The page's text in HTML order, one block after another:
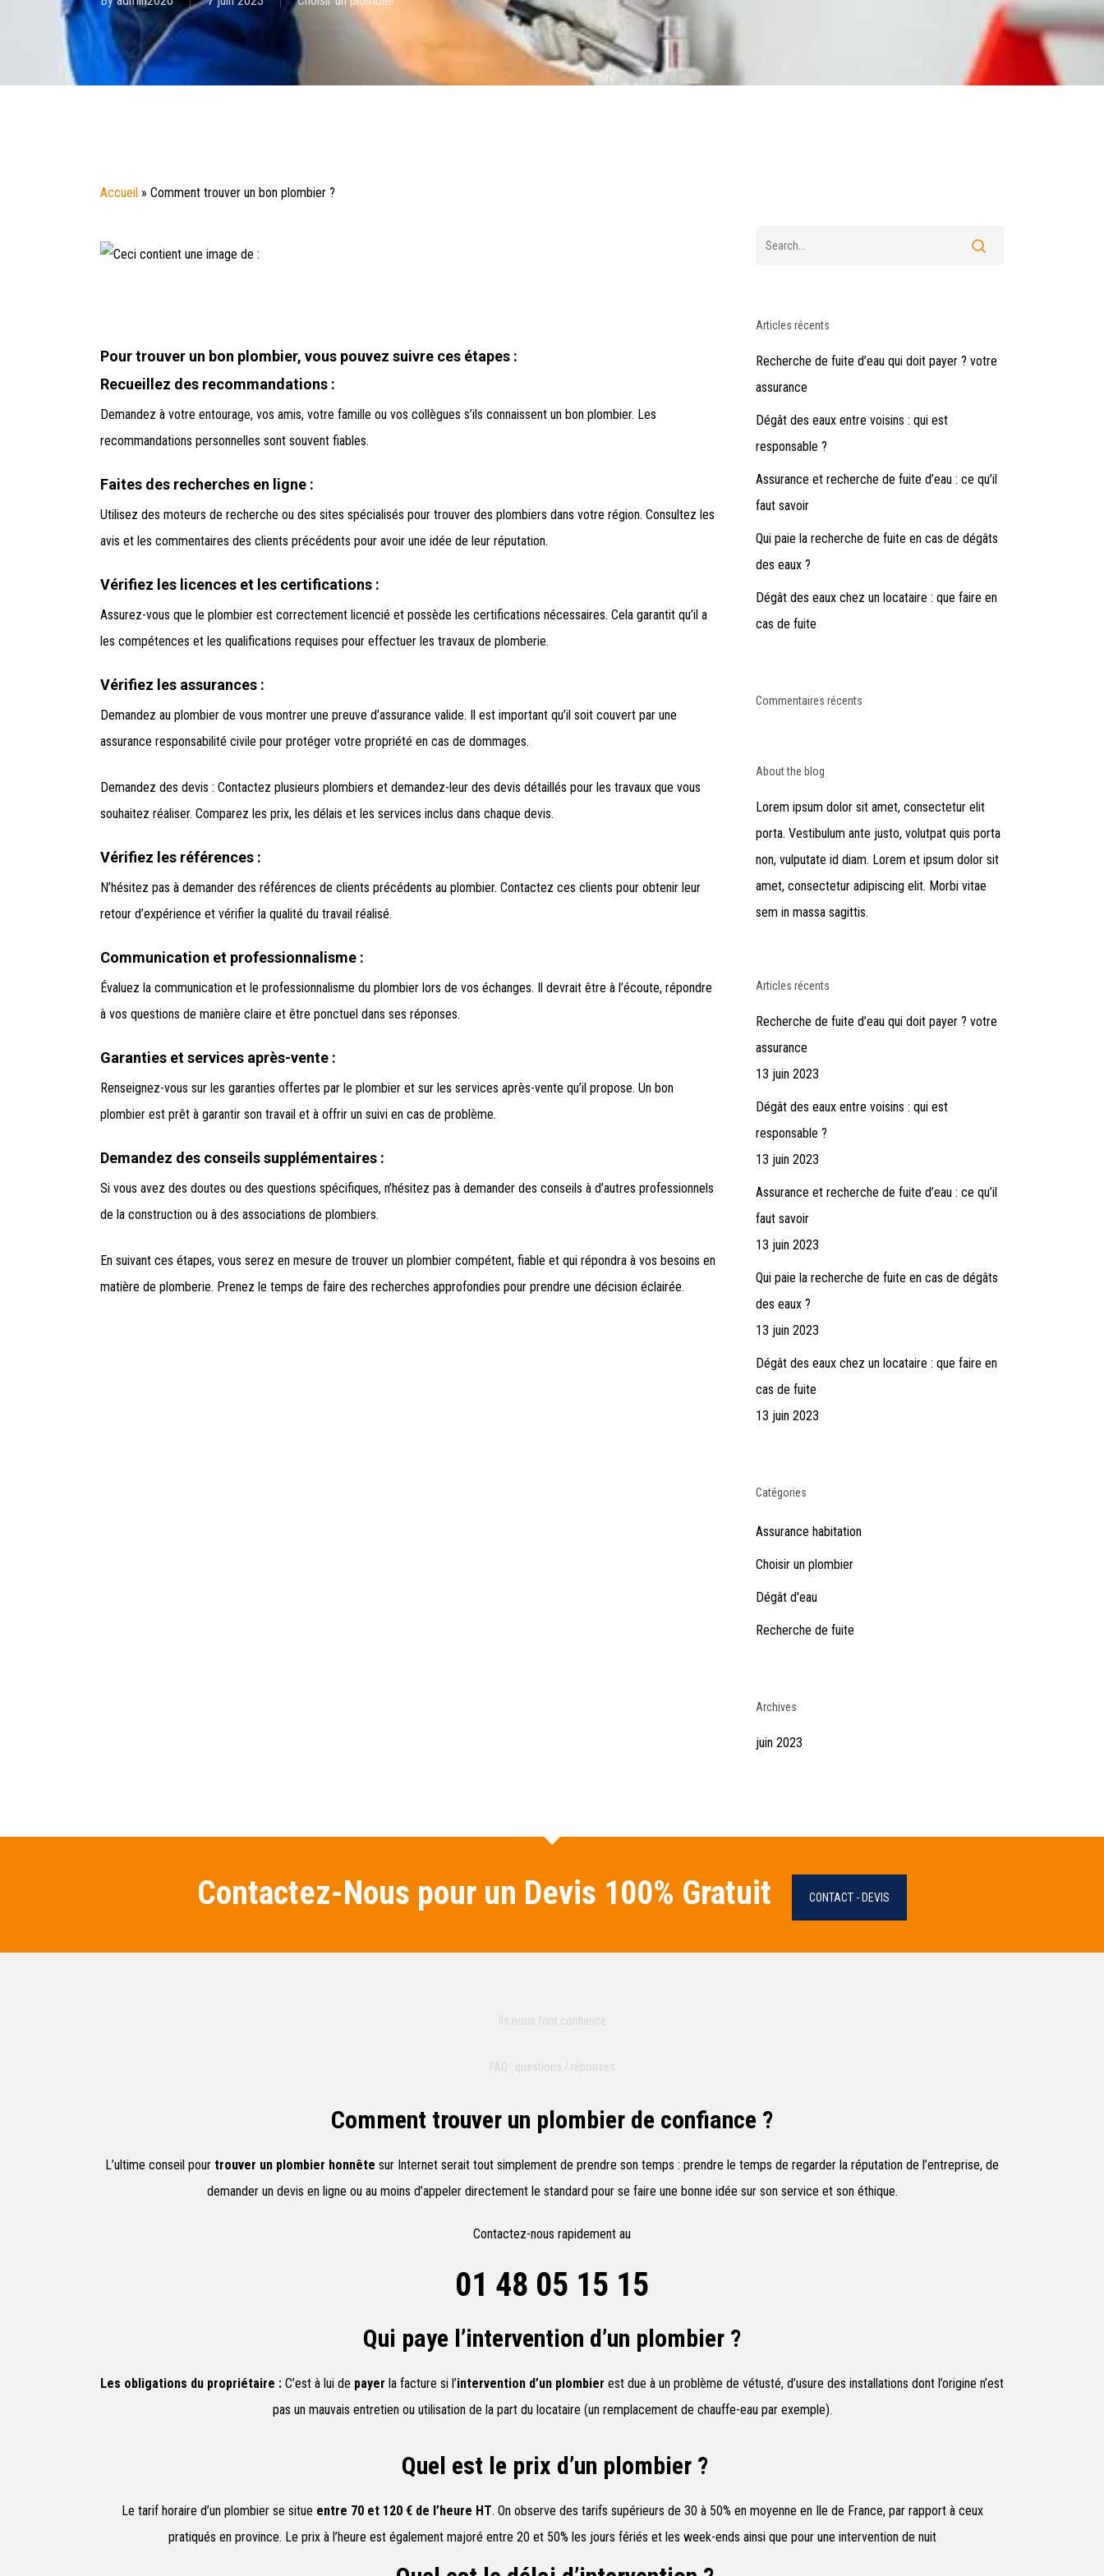
Accueil » Comment trouver un bon plombier ?
Pour trouver un bon plombier, vous pouvez suivre ces étapes :
Recueillez des recommandations :
Demandez à votre entourage, vos amis, votre famille ou vos collègues s’ils connaissent un bon plombier. Les
recommandations personnelles sont souvent fiables.
Faites des recherches en ligne :
Utilisez des moteurs de recherche ou des sites spécialisés pour trouver des plombiers dans votre région. Consultez les
avis et les commentaires des clients précédents pour avoir une idée de leur réputation.
Vérifiez les licences et les certifications :
Assurez-vous que le plombier est correctement licencié et possède les certifications nécessaires. Cela garantit qu’il a
les compétences et les qualifications requises pour effectuer les travaux de plomberie.
Vérifiez les assurances :
Demandez au plombier de vous montrer une preuve d’assurance valide. Il est important qu’il soit couvert par une
assurance responsabilité civile pour protéger votre propriété en cas de dommages.
Demandez des devis : Contactez plusieurs plombiers et demandez-leur des devis détaillés pour les travaux que vous
souhaitez réaliser. Comparez les prix, les délais et les services inclus dans chaque devis.
Vérifiez les références :
N’hésitez pas à demander des références de clients précédents au plombier. Contactez ces clients pour obtenir leur
retour d’expérience et vérifier la qualité du travail réalisé.
Communication et professionnalisme :
Évaluez la communication et le professionnalisme du plombier lors de vos échanges. Il devrait être à l’écoute, répondre
à vos questions de manière claire et être ponctuel dans ses réponses.
Garanties et services après-vente :
Renseignez-vous sur les garanties offertes par le plombier et sur les services après-vente qu’il propose. Un bon
plombier est prêt à garantir son travail et à offrir un suivi en cas de problème.
Demandez des conseils supplémentaires :
Si vous avez des doutes ou des questions spécifiques, n’hésitez pas à demander des conseils à d’autres professionnels
de la construction ou à des associations de plombiers.
En suivant ces étapes, vous serez en mesure de trouver un plombier compétent, fiable et qui répondra à vos besoins en
matière de plomberie. Prenez le temps de faire des recherches approfondies pour prendre une décision éclairée.
Articles récents
Recherche de fuite d’eau qui doit payer ? votre
assurance
Dégât des eaux entre voisins : qui est
responsable ?
Assurance et recherche de fuite d’eau : ce qu’il
faut savoir
Qui paie la recherche de fuite en cas de dégâts
des eaux ?
Dégât des eaux chez un locataire : que faire en
cas de fuite
Commentaires récents
About the blog
Lorem ipsum dolor sit amet, consectetur elit
porta. Vestibulum ante justo, volutpat quis porta
non, vulputate id diam. Lorem et ipsum dolor sit
amet, consectetur adipiscing elit. Morbi vitae
sem in massa sagittis.
Articles récents
Recherche de fuite d’eau qui doit payer ? votre
assurance
13 juin 2023
Dégât des eaux entre voisins : qui est
responsable ?
13 juin 2023
Assurance et recherche de fuite d’eau : ce qu’il
faut savoir
13 juin 2023
Qui paie la recherche de fuite en cas de dégâts
des eaux ?
13 juin 2023
Dégât des eaux chez un locataire : que faire en
cas de fuite
13 juin 2023
Catégories
Assurance habitation
Choisir un plombier
Dégât d'eau
Recherche de fuite
Archives
juin 2023
Contactez-Nous pour un Devis 100% Gratuit CONTACT - DEVIS
Ils nous font confiance
FAQ : questions / réponses
Comment trouver un plombier de confiance ?
L’ultime conseil pour trouver un plombier honnête sur Internet serait tout simplement de prendre son temps : prendre le temps de regarder la réputation de l’entreprise, de
demander un devis en ligne ou au moins d’appeler directement le standard pour se faire une bonne idée sur son service et son éthique.
Contactez-nous rapidement au
01 48 05 15 15
Qui paye l’intervention d’un plombier ?
Les obligations du propriétaire : C’est à lui de payer la facture si l’intervention d’un plombier est due à un problème de vétusté, d’usure des installations dont l’origine n’est
pas un mauvais entretien ou utilisation de la part du locataire (un remplacement de chauffe-eau par exemple).
Quel est le prix d’un plombier ?
Le tarif horaire d’un plombier se situe entre 70 et 120 € de l’heure HT. On observe des tarifs supérieurs de 30 à 50% en moyenne en Ile de France, par rapport à ceux
pratiqués en province. Le prix à l’heure est également majoré entre 20 et 50% les jours fériés et les week-ends ainsi que pour une intervention de nuit